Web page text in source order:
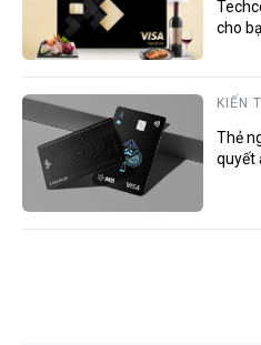
cho
KIẾN
Thẻ
quyết